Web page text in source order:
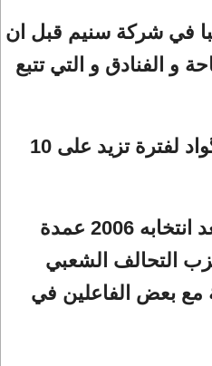
في شركة سنيم قبل ان
و الفنادق و التي تتبع
هذا و كان يدير الشركة أحمدوولد گواد لفترة تزيد على 10
و المدير الجديد هو سياسي صعد بعد انتخابه 2006 عمدة
التحالف الشعبي
مع بعض الفاعلين في